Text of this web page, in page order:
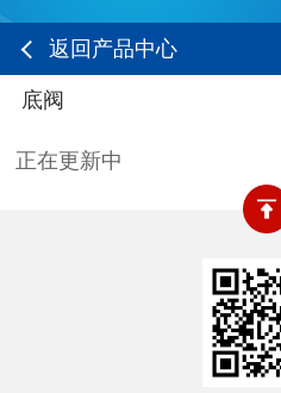
返回产品中心
底阀
正在更新中